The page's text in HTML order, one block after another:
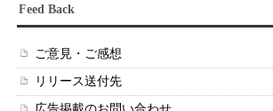
Feed Back
ご意見・ご感想
リリース送付先